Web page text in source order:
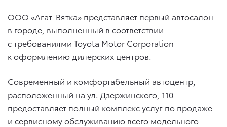
ООО «Агат-Вятка» представляет первый автосалон
в городе, выполненный в соответствии
с требованиями Toyota Motor Corporation
к оформлению дилерских центров.
Современный и комфортабельный автоцентр,
расположенный на ул. Дзержинского, 110
предоставляет полный комплекс услуг по продаже
и сервисному обслуживанию всего модельного